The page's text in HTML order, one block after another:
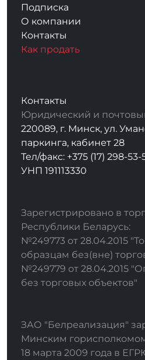
Подписка
О компании
Контакты
Как продать
Контакты
Юридический и
220089, г. Минск, ул.
паркинга, кабинет 28
Тел/факс: +375 (17) 298-53-
УНП 191113330
Зарегистрировано в
Республики Беларусь:
№249773 от 28.04.2015
образцам без(вне)
№249779 от 28.04.2015
без торговых объектов"
ЗАО "Белреализация"
Минским
18 марта 2009 года в